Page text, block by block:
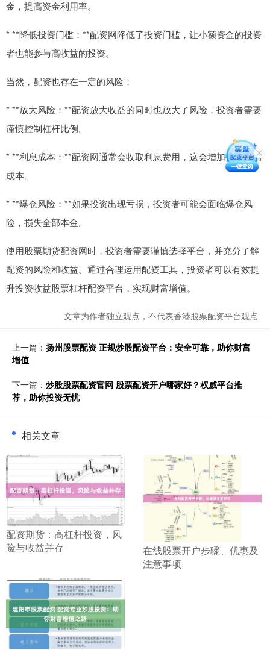
金，提高资金利用率。
* **降低投资门槛：**配资网降低了投资门槛，让小额资金的投资
者也能参与高收益的投资。
当然，配资也存在一定的风险：
* **放大风险：**配资放大收益的同时也放大了风险，投资者需要
谨慎控制杠杆比例。
* **利息成本：**配资网通常会收取利息费用，这会增加投资者的
成本。
* **爆仓风险：**如果投资出现亏损，投资者可能会面临爆仓风
险，损失全部本金。
使用股票期货配资网时，投资者需要谨慎选择平台，并充分了解
配资的风险和收益。通过合理运用配资工具，投资者可以有效提
升投资收益股票杠杆配资平台，实现财富增值。
文章为作者独立观点，不代表香港股票配资平台观点
上一篇： 扬州股票配资 正规炒股配资平台：安全可靠，助你财富
增值
下一篇： 炒股股票配资官网 股票配资开户哪家好？权威平台推
荐，助你投资无忧
相关文章
​配资期货：高杠杆投资，风
险与收益并存
​在线股票开户步骤、优惠及
注意事项